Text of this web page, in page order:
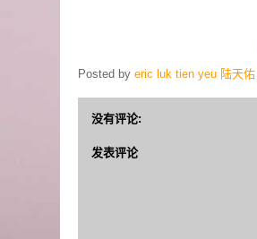
Posted by eric luk tien yeu 陆天佑
没有评论:
发表评论